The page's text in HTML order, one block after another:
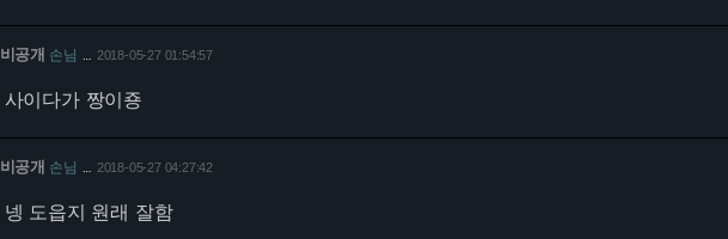
비공개 손님 2018-05-27 01:54:57
사이다가 짱이죵
비공개 손님 2018-05-27 04:27:42
넹 도읍지 원래 잘함